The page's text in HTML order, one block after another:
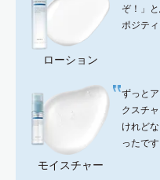
ローション
ぞ！」と
ポジテ
モイスチャー
ずっと
クスチ
けれど
ったです